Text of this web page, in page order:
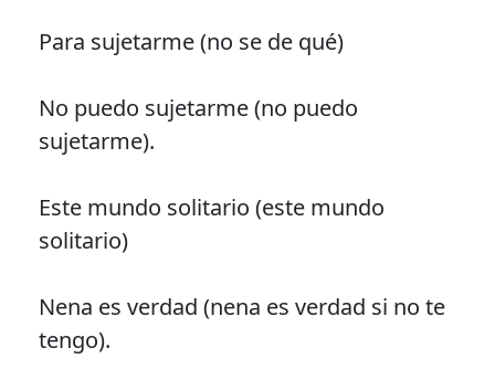
Para sujetarme (no se de qué)
No puedo sujetarme (no puedo
sujetarme).
Este mundo solitario (este mundo
solitario)
Nena es verdad (nena es verdad si no te
tengo).